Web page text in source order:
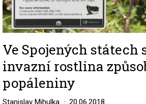
Ve Spojených státech
invazní rostlina
popáleniny
Stanislav Mihulka 20.06.2018